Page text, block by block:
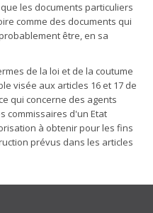
les documents particuliers
comme des documents qui
être, en sa
de la loi et de la coutume
visée aux articles 16 et 17 de
qui concerne des agents
commissaires d'un Etat
à obtenir pour les fins
prévus dans les articles